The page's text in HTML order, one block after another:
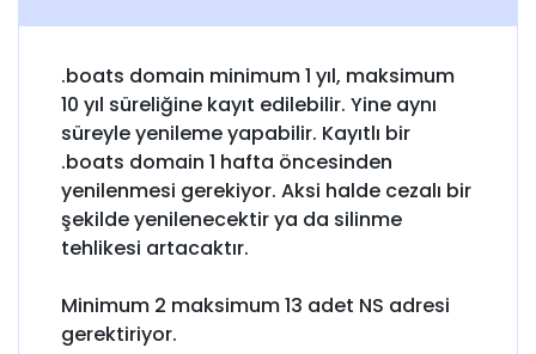
.boats domain minimum 1 yıl, maksimum
10 yıl süreliğine kayıt edilebilir. Yine aynı
süreyle yenileme yapabilir. Kayıtlı bir
.boats domain 1 hafta öncesinden
yenilenmesi gerekiyor. Aksi halde cezalı bir
şekilde yenilenecektir ya da silinme
tehlikesi artacaktır.
Minimum 2 maksimum 13 adet NS adresi
gerektiriyor.